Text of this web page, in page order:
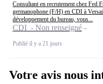
Consultant en recrutement chez Fed
germanophone (F/H) en CDI à
développement du bureau, vous...
CDI - Non renseigné
Publié il y a 21 jours
Votre avis nous